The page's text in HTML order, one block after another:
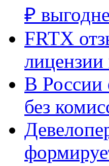
₽
FRTX
лицензии
В России
без